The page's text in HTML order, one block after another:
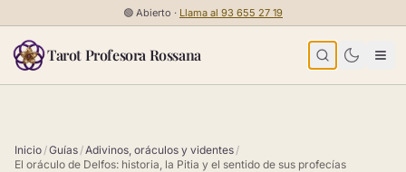
Saltar al contenido🟢 Abierto · Llama al 93 655 27 19
Tarot Profesora Rossana
Inicio /Guías /Adivinos, oráculos y videntes /
El oráculo de Delfos: historia, la Pitia y el sentido de sus profecías